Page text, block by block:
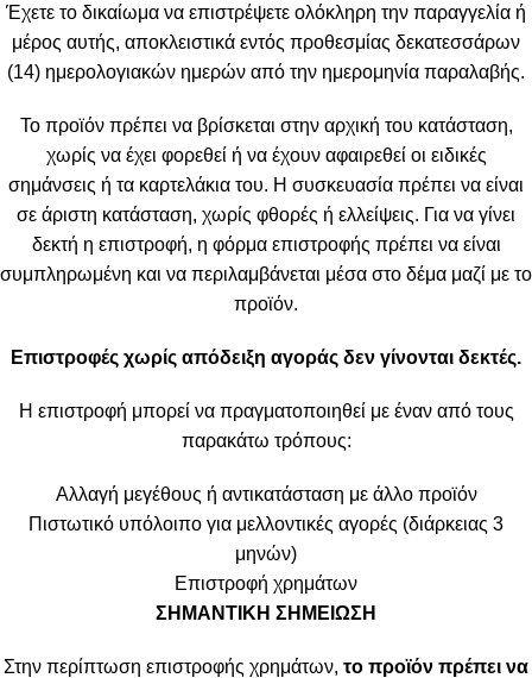
Έχετε το δικαίωμα να επιστρέψετε ολόκληρη την παραγγελία ή
μέρος αυτής, αποκλειστικά εντός προθεσμίας δεκατεσσάρων
(14) ημερολογιακών ημερών από την ημερομηνία παραλαβής.
Το προϊόν πρέπει να βρίσκεται στην αρχική του κατάσταση,
χωρίς να έχει φορεθεί ή να έχουν αφαιρεθεί οι ειδικές
σημάνσεις ή τα καρτελάκια του. Η συσκευασία πρέπει να είναι
σε άριστη κατάσταση, χωρίς φθορές ή ελλείψεις. Για να γίνει
δεκτή η επιστροφή, η φόρμα επιστροφής πρέπει να είναι
συμπληρωμένη και να περιλαμβάνεται μέσα στο δέμα μαζί με το
προϊόν.
Επιστροφές χωρίς απόδειξη αγοράς δεν γίνονται δεκτές.
Η επιστροφή μπορεί να πραγματοποιηθεί με έναν από τους
παρακάτω τρόπους:
Αλλαγή μεγέθους ή αντικατάσταση με άλλο προϊόν
Πιστωτικό υπόλοιπο για μελλοντικές αγορές (διάρκειας 3
μηνών)
Επιστροφή χρημάτων
ΣΗΜΑΝΤΙΚΗ ΣΗΜΕΙΩΣΗ
Στην περίπτωση επιστροφής χρημάτων, το προϊόν πρέπει να